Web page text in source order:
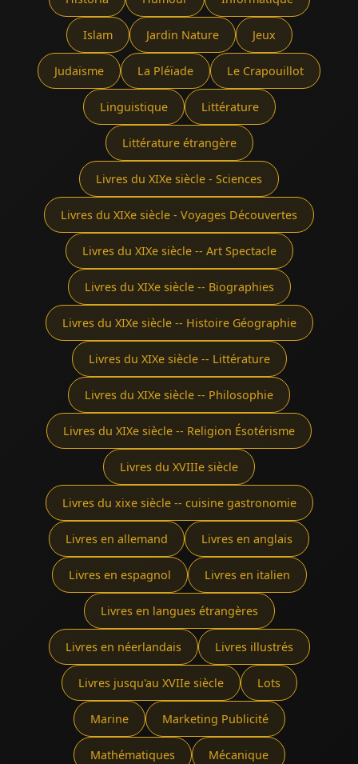
Islam Jardin Nature Jeux
Judaïsme La Pléïade Le Crapouillot
Linguistique Littérature
Littérature étrangère
Livres du XIXe siècle - Sciences
Livres du XIXe siècle - Voyages Découvertes
Livres du XIXe siècle -- Art Spectacle
Livres du XIXe siècle -- Biographies
Livres du XIXe siècle -- Histoire Géographie
Livres du XIXe siècle -- Littérature
Livres du XIXe siècle -- Philosophie
Livres du XIXe siècle -- Religion Ésotérisme
Livres du XVIIIe siècle
Livres du xixe siècle -- cuisine gastronomie
Livres en allemand Livres en anglais
Livres en espagnol Livres en italien
Livres en langues étrangères
Livres en néerlandais Livres illustrés
Livres jusqu'au XVIIe siècle Lots
Marine Marketing Publicité
Mathématiques Mécanique